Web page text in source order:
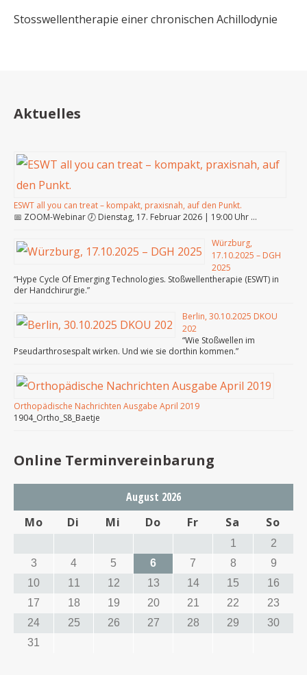
Stosswellentherapie einer chronischen Achillodynie
Aktuelles
ESWT all you can treat – kompakt, praxisnah, auf den Punkt.
📅 ZOOM-Webinar 🕖 Dienstag, 17. Februar 2026 | 19:00 Uhr …
Würzburg,
17.10.2025 – DGH
2025
“Hype Cycle Of Emerging Technologies. Stoßwellentherapie (ESWT) in
der Handchirurgie.”
Berlin, 30.10.2025 DKOU
202
“Wie Stoßwellen im
Pseudarthrosespalt wirken. Und wie sie dorthin kommen.”
Orthopädische Nachrichten Ausgabe April 2019
1904_Ortho_S8_Baetje
Online Terminvereinbarung
August 2026
Mo
Di Mi Do Fr Sa So
1
2
3
4 5 6 7 8
9
10
11 12 13 14 15
16
17
18 19 20 21 22
23
24
25 26 27 28 29
30
31